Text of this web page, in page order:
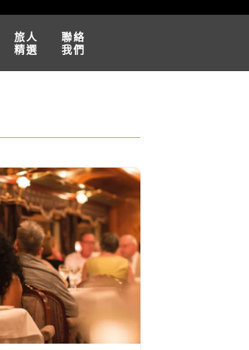
旅人
精選
聯絡
我們